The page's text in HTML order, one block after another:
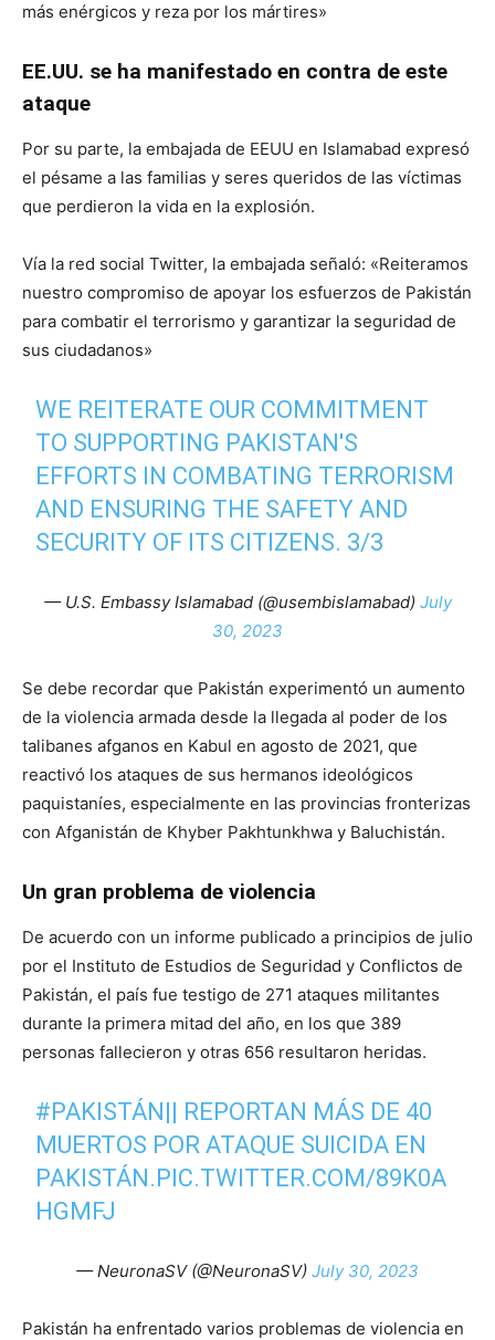
más enérgicos y reza por los mártires»
EE.UU. se ha manifestado en contra de este
ataque
Por su parte, la embajada de EEUU en Islamabad expresó
el pésame a las familias y seres queridos de las víctimas
que perdieron la vida en la explosión.
Vía la red social Twitter, la embajada señaló: «Reiteramos
nuestro compromiso de apoyar los esfuerzos de Pakistán
para combatir el terrorismo y garantizar la seguridad de
sus ciudadanos»
WE REITERATE OUR COMMITMENT
TO SUPPORTING PAKISTAN'S
EFFORTS IN COMBATING TERRORISM
AND ENSURING THE SAFETY AND
SECURITY OF ITS CITIZENS. 3/3
— U.S. Embassy Islamabad (@usembislamabad) July
30, 2023
Se debe recordar que Pakistán experimentó un aumento
de la violencia armada desde la llegada al poder de los
talibanes afganos en Kabul en agosto de 2021, que
reactivó los ataques de sus hermanos ideológicos
paquistaníes, especialmente en las provincias fronterizas
con Afganistán de Khyber Pakhtunkhwa y Baluchistán.
Un gran problema de violencia
De acuerdo con un informe publicado a principios de julio
por el Instituto de Estudios de Seguridad y Conflictos de
Pakistán, el país fue testigo de 271 ataques militantes
durante la primera mitad del año, en los que 389
personas fallecieron y otras 656 resultaron heridas.
#PAKISTÁN|| REPORTAN MÁS DE 40
MUERTOS POR ATAQUE SUICIDA EN
PAKISTÁN.PIC.TWITTER.COM/89K0A
HGMFJ
— NeuronaSV (@NeuronaSV) July 30, 2023
Pakistán ha enfrentado varios problemas de violencia en